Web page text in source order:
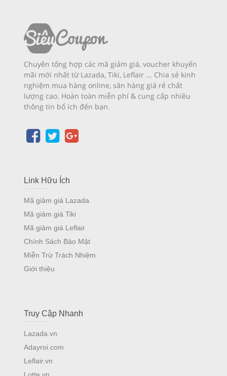
Chuyên tổng hợp các mã giảm giá, voucher khuyến
mãi mới nhất từ Lazada, Tiki, Leflair ... Chia sẻ kinh
nghiệm mua hàng online, săn hàng giá rẻ chất
lượng cao. Hoàn toàn miễn phí & cung cấp nhiều
thông tin bổ ích đến bạn.
Link Hữu Ích
Mã giảm giá Lazada
Mã giảm giá Tiki
Mã giảm giá Leflair
Chính Sách Bảo Mật
Miễn Trừ Trách Nhiệm
Giới thiệu
Truy Cập Nhanh
Lazada.vn
Adayroi.com
Leflair.vn
Lotte.vn